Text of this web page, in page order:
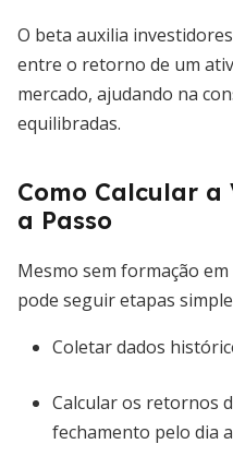
O beta auxilia
entre o retorno de um
mercado, ajudando na
equilibradas.
Como Calcular a
a Passo
Mesmo sem formação
pode seguir etapas
Coletar dados
Calcular os retornos
fechamento pelo dia